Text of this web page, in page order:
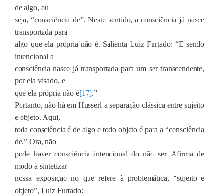
de algo, ou
seja, “consciência de”. Neste sentido, a consciência já nasce
transportada para
algo que ela própria não é. Salienta Luiz Furtado: “E sendo
intencional a
consciência nasce já transportada para um ser transcendente,
por ela visado, e
que ela própria não é[17].”
Portanto, não há em Husserl a separação clássica entre sujeito
e objeto. Aqui,
toda consciência é de algo e todo objeto é para a “consciência
de.” Ora, não
pode haver consciência intencional do não ser. Afirma de
modo à sintetizar
nossa exposição no que refere à problemática, “sujeito e
objeto”, Luiz Furtado: